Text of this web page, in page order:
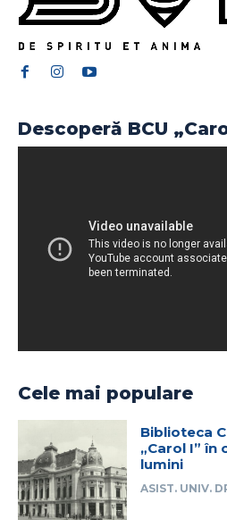
Descoperă BCU
Cele mai populare
Biblioteca
„Carol I” în
lumini
ASIST. UNIV.